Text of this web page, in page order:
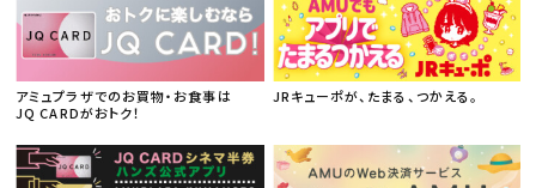
アミュプラザでのお買物・お食事は
JQ CARDがおトク！
JRキューポが、たまる、つかえる。